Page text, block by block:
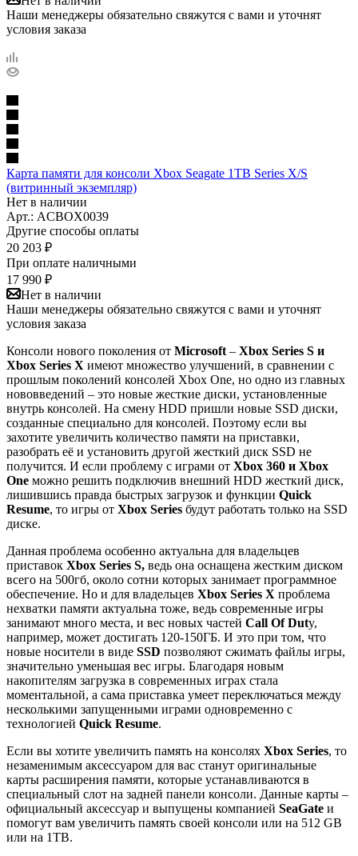
Наши менеджеры обязательно свяжутся с вами и уточнят
условия заказа
Карта памяти для консоли Xbox Seagate 1TB Series X/S
(витринный экземпляр)
Нет в наличии
Арт.: ACBOX0039
Другие способы оплаты
20 203 ₽
При оплате наличными
17 990 ₽
Нет в наличии
Наши менеджеры обязательно свяжутся с вами и уточнят
условия заказа
Консоли нового поколения от Microsoft – Xbox Series S и
Xbox Series X имеют множество улучшений, в сравнении с
прошлым поколений консолей Xbox One, но одно из главных
нововведений – это новые жесткие диски, установленные
внутрь консолей. На смену HDD пришли новые SSD диски,
созданные специально для консолей. Поэтому если вы
захотите увеличить количество памяти на приставки,
разобрать её и установить другой жесткий диск SSD не
получится. И если проблему с играми от Xbox 360 и Xbox
One можно решить подключив внешний HDD жесткий диск,
лишившись правда быстрых загрузок и функции Quick
Resume, то игры от Xbox Series будут работать только на SSD
диске.
Данная проблема особенно актуальна для владельцев
приставок Xbox Series S, ведь она оснащена жестким диском
всего на 500гб, около сотни которых занимает программное
обеспечение. Но и для владельцев Xbox Series X проблема
нехватки памяти актуальна тоже, ведь современные игры
занимают много места, и вес новых частей Call Of Duty,
например, может достигать 120-150ГБ. И это при том, что
новые носители в виде SSD позволяют сжимать файлы игры,
значительно уменьшая вес игры. Благодаря новым
накопителям загрузка в современных играх стала
моментальной, а сама приставка умеет переключаться между
несколькими запущенными играми одновременно с
технологией Quick Resume.
Если вы хотите увеличить память на консолях Xbox Series, то
незаменимым аксессуаром для вас станут оригинальные
карты расширения памяти, которые устанавливаются в
специальный слот на задней панели консоли. Данные карты –
официальный аксессуар и выпущены компанией SeaGate и
помогут вам увеличить память своей консоли или на 512 GB
или на 1TB.